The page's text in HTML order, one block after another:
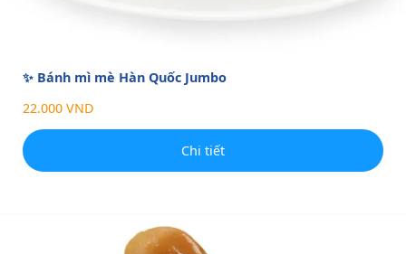
✨ Bánh mì mè Hàn Quốc Jumbo
22.000 VND
Chi tiết